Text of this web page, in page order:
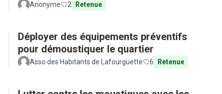
Anonyme 2 Retenue
Déployer des équipements préventifs
pour démoustiquer le quartier
Asso des Habitants de Lafourguette 6 Retenue